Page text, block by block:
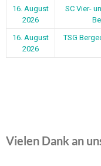
16. August
2026
SC Vier-
16. August
2026
TSG
Vielen Dank an